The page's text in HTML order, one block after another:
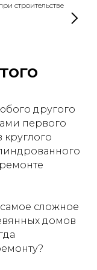
строительстве
другого
первого
круглого
самое сложное
домов